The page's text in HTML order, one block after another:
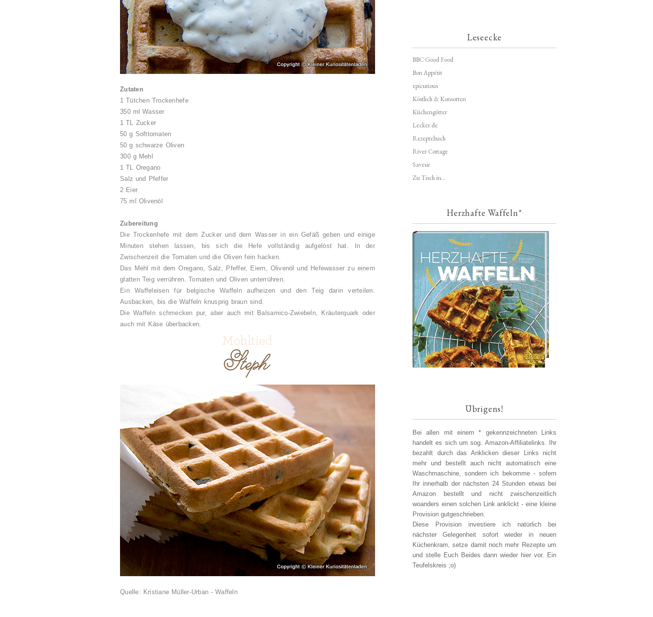
Zutaten
1 Tütchen Trockenhefe
350 ml Wasser
1 TL Zucker
50 g Softtomaten
50 g schwarze Oliven
300 g Mehl
1 TL Oregano
Salz und Pfeffer
2 Eier
75 ml Olivenöl
Zubereitung
Die Trockenhefe mit dem Zucker und dem Wasser in ein Gefäß geben und einige
Minuten stehen lassen, bis sich die Hefe vollständig aufgelöst hat. In der
Zwischenzeit die Tomaten und die Oliven fein hacken.
Das Mehl mit dem Oregano, Salz, Pfeffer, Eiern, Olivenöl und Hefewasser zu einem
glatten Teig verrühren. Tomaten und Oliven unterrühren.
Ein Waffeleisen für belgische Waffeln aufheizen und den Teig darin verteilen.
Ausbacken, bis die Waffeln knusprig braun sind.
Die Waffeln schmecken pur, aber auch mit Balsamico-Zwiebeln, Kräuterquark oder
auch mit Käse überbacken.
Quelle: Kristiane Müller-Urban - Waffeln
Leseecke
BBC Good Food
Bon Appétit
epicurious
Köstlich & Konsorten
Küchengötter
Lecker.de
Rezeptebuch
River Cottage
Saveur
Zu Tisch in...
Herzhafte Waffeln*
Übrigens!
Bei allen mit einem * gekennzeichneten Links
handelt es sich um sog. Amazon-Affiliatelinks. Ihr
bezahlt durch das Anklicken dieser Links nicht
mehr und bestellt auch nicht automatisch eine
Waschmaschine, sondern ich bekomme - sofern
Ihr innerhalb der nächsten 24 Stunden etwas bei
Amazon bestellt und nicht zwischenzeitlich
woanders einen solchen Link anklickt - eine kleine
Provision gutgeschrieben.
Diese Provision investiere ich natürlich bei
nächster Gelegenheit sofort wieder in neuen
Küchenkram, setze damit noch mehr Rezepte um
und stelle Euch Beides dann wieder hier vor. Ein
Teufelskreis ;o)